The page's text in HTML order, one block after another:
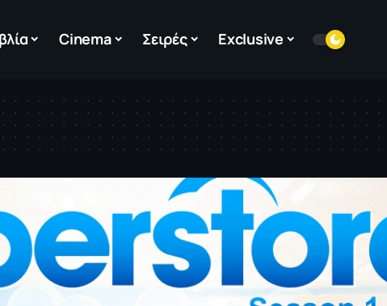
Cinema Σειρές Exclusive